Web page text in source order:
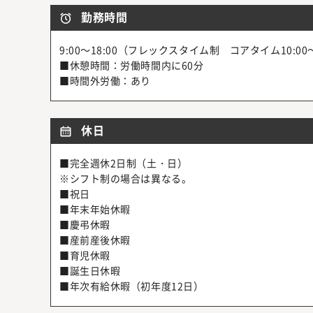
勤務時間
9:00～18:00（フレックスタイム制 コアタイム10:00
■休憩時間：労働時間内に60分
■時間外労働：あり
休日
■完全週休2日制（土・日）
※シフト制の場合は異なる。
■祝日
■年末年始休暇
■慶弔休暇
■産前産後休暇
■育児休暇
■誕生日休暇
■年次有給休暇（初年度12日）